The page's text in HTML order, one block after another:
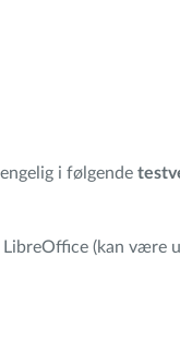
i følgende
LibreOffice (kan være